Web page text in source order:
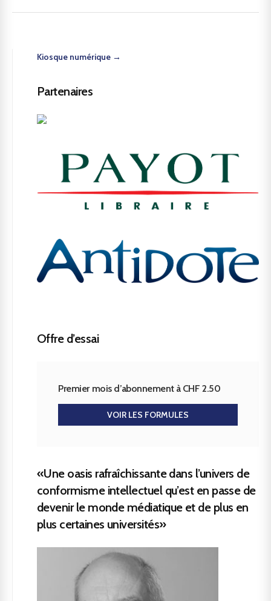
Kiosque numérique →
Partenaires
Offre d’essai
Premier mois d’abonnement à CHF 2.50
VOIR LES FORMULES
«Une oasis rafraîchissante dans l’univers de
conformisme intellectuel qu’est en passe de
devenir le monde médiatique et de plus en
plus certaines universités»